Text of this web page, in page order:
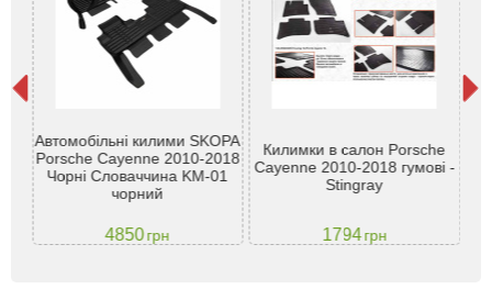
Автомобільні килими SKOPA
Porsche Cayenne 2010-2018
Чорні Словаччина KM-01
чорний
4850грн
Килимки в салон Porsche
Cayenne 2010-2018 гумові -
Stingray
1794грн